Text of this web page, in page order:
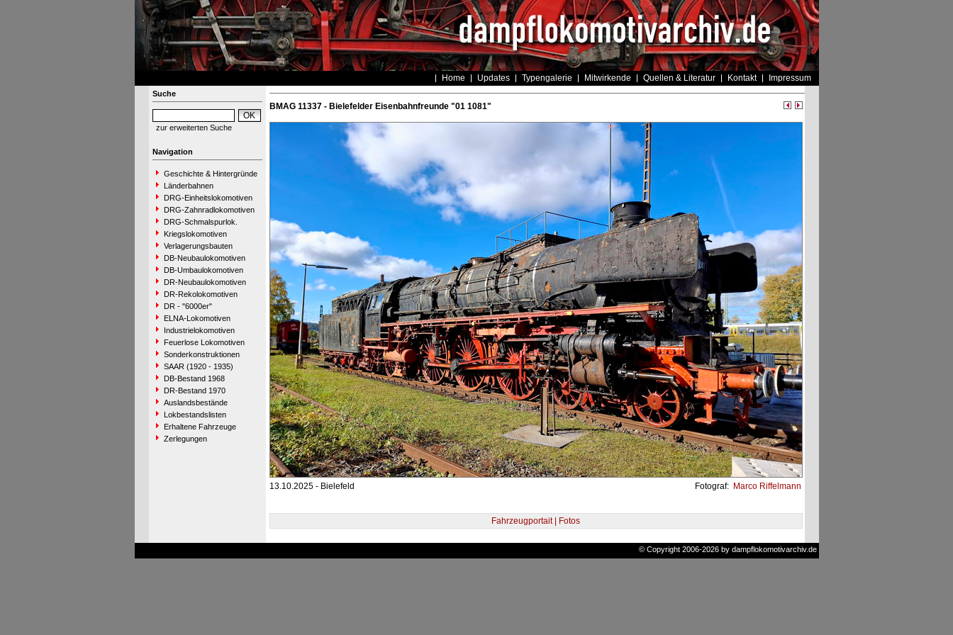
Home Updates Typengalerie Mitwirkende Quellen & Literatur Kontakt Impressum
Suche
zur erweiterten Suche
Navigation
Geschichte & Hintergründe
Länderbahnen
DRG-Einheitslokomotiven
DRG-Zahnradlokomotiven
DRG-Schmalspurlok.
Kriegslokomotiven
Verlagerungsbauten
DB-Neubaulokomotiven
DB-Umbaulokomotiven
DR-Neubaulokomotiven
DR-Rekolokomotiven
DR - "6000er"
ELNA-Lokomotiven
Industrielokomotiven
Feuerlose Lokomotiven
Sonderkonstruktionen
SAAR (1920 - 1935)
DB-Bestand 1968
DR-Bestand 1970
Auslandsbestände
Lokbestandslisten
Erhaltene Fahrzeuge
Zerlegungen
BMAG 11337 - Bielefelder Eisenbahnfreunde "01 1081"
13.10.2025 - Bielefeld Fotograf: Marco Riffelmann
Fahrzeugportait | Fotos
© Copyright 2006-2026 by dampflokomotivarchiv.de